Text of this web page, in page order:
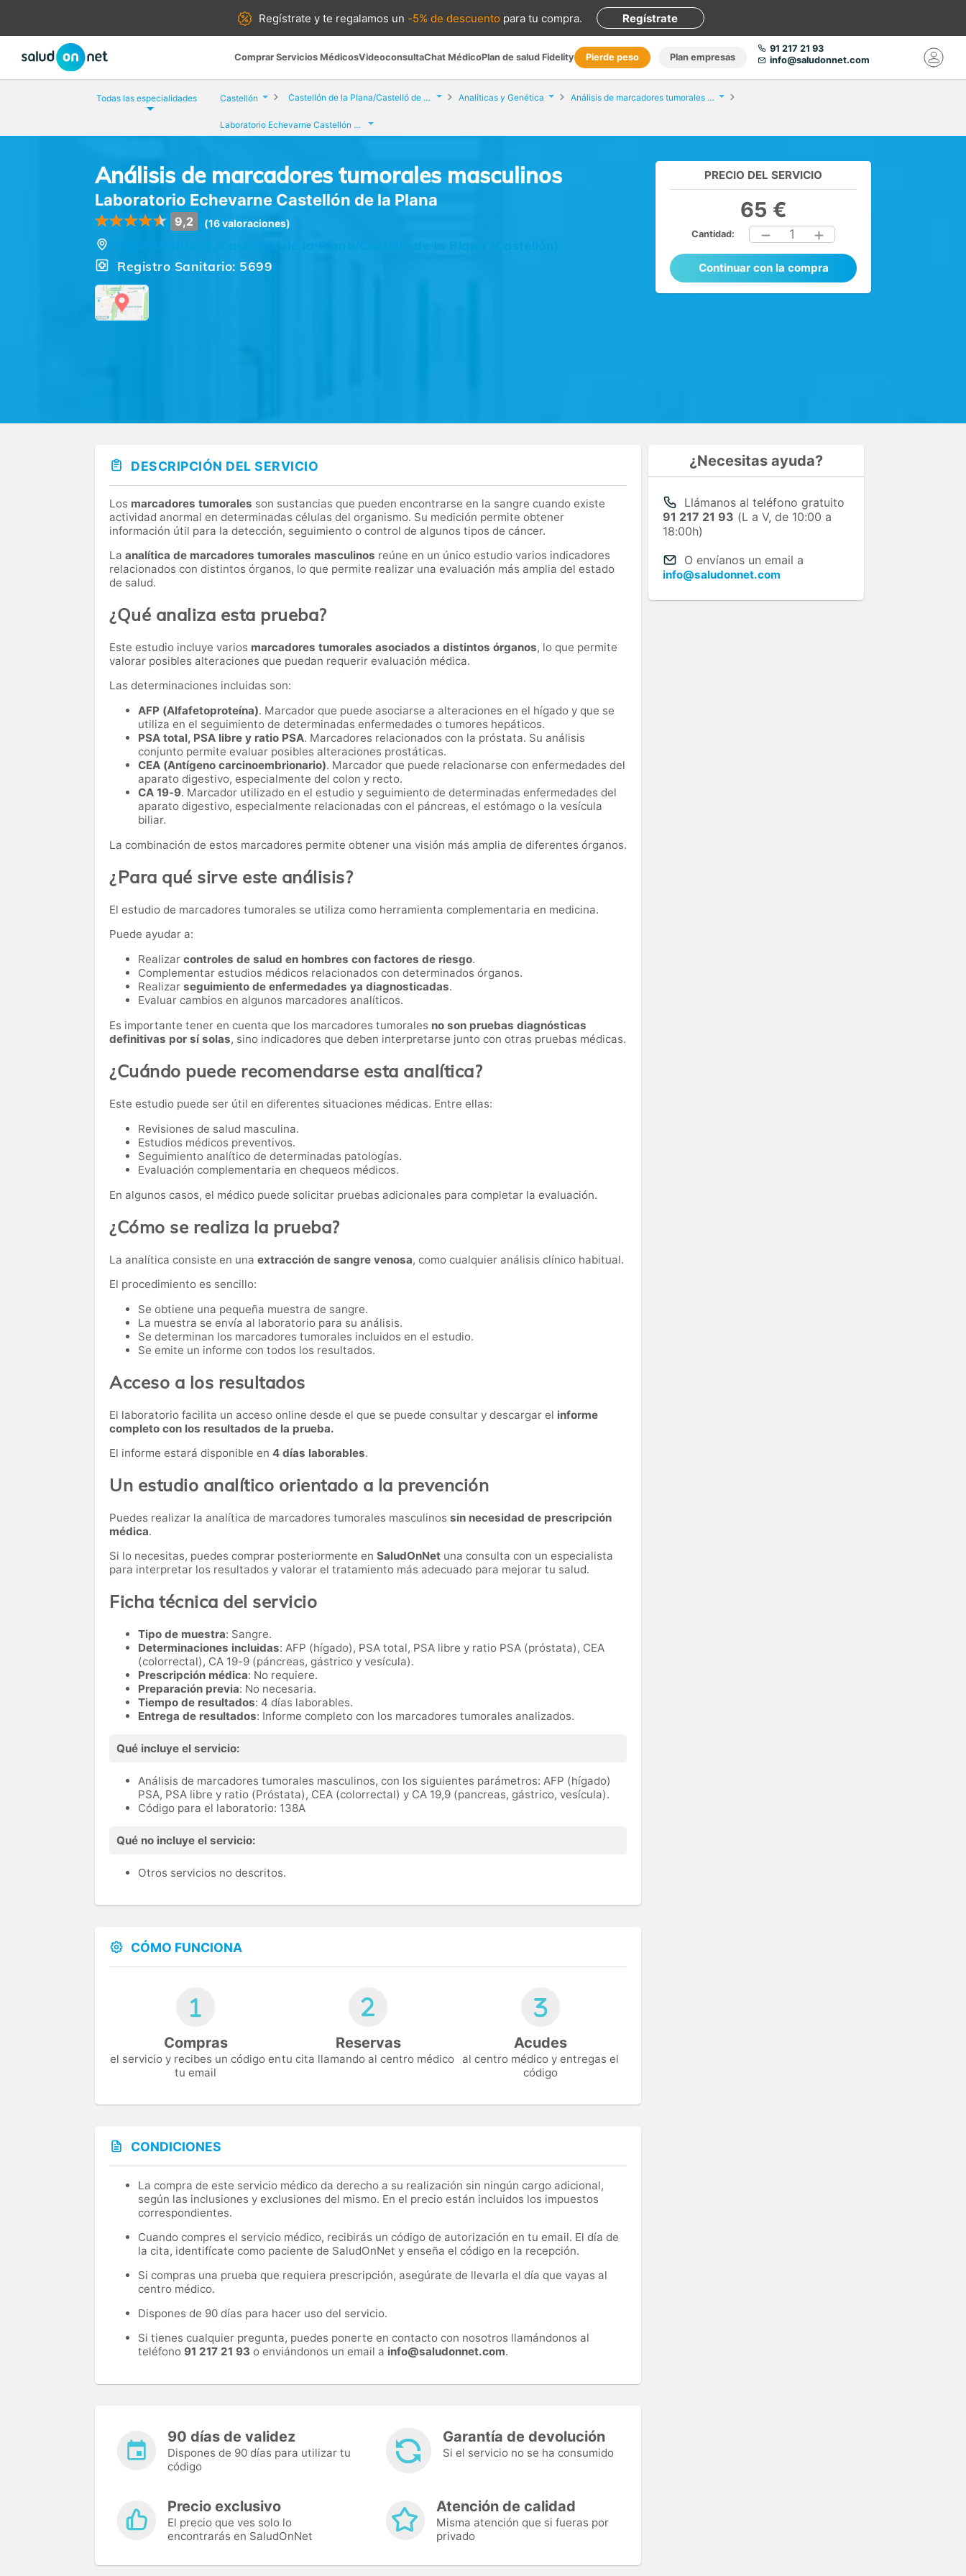
Regístrate yte regalamos un -5% de descuento para tu compra. Regístrate
Comprar Servicios MédicosVideoconsultaChat MédicoPlan de salud Fidelity Pierde peso Plan empresas
91 217 21 93
info@saludonnet.com
Todas las especialidades Castellón Castellón de la Plana/Castelló de la Plana Analíticas y Genética Análisis de marcadores tumorales masculinos
Laboratorio Echevarne Castellón de la Plana
Análisis de marcadores tumorales masculinos
Laboratorio Echevarne Castellón de la Plana
9,2 (16 valoraciones)
Calle Madrid, 4, Castellón de la Plana/Castelló de la Plana (Castellón)
Registro Sanitario: 5699
PRECIO DEL SERVICIO
65 €
Cantidad: 1
Continuar con la compra
DESCRIPCIÓN DEL SERVICIO
Los marcadores tumorales son sustancias que pueden encontrarse en la sangre cuando existe
actividad anormal en determinadas células del organismo. Su medición permite obtener
información útil para la detección, seguimiento o control de algunos tipos de cáncer.
La analítica de marcadores tumorales masculinos reúne en un único estudio varios indicadores
relacionados con distintos órganos, lo que permite realizar una evaluación más amplia del estado
de salud.
¿Qué analiza esta prueba?
Este estudio incluye varios marcadores tumorales asociados a distintos órganos, lo que permite
valorar posibles alteraciones que puedan requerir evaluación médica.
Las determinaciones incluidas son:
AFP (Alfafetoproteína). Marcador que puede asociarse a alteraciones en el hígado y que se
utiliza en el seguimiento de determinadas enfermedades o tumores hepáticos.
PSA total, PSA libre y ratio PSA. Marcadores relacionados con la próstata. Su análisis
conjunto permite evaluar posibles alteraciones prostáticas.
CEA (Antígeno carcinoembrionario). Marcador que puede relacionarse con enfermedades del
aparato digestivo, especialmente del colon y recto.
CA 19-9. Marcador utilizado en el estudio y seguimiento de determinadas enfermedades del
aparato digestivo, especialmente relacionadas con el páncreas, el estómago o la vesícula
biliar.
La combinación de estos marcadores permite obtener una visión más amplia de diferentes órganos.
¿Para qué sirve este análisis?
El estudio de marcadores tumorales se utiliza como herramienta complementaria en medicina.
Puede ayudar a:
Realizar controles de salud en hombres con factores de riesgo.
Complementar estudios médicos relacionados con determinados órganos.
Realizar seguimiento de enfermedades ya diagnosticadas.
Evaluar cambios en algunos marcadores analíticos.
Es importante tener en cuenta que los marcadores tumorales no son pruebas diagnósticas
definitivas por sí solas, sino indicadores que deben interpretarse junto con otras pruebas médicas.
¿Cuándo puede recomendarse esta analítica?
Este estudio puede ser útil en diferentes situaciones médicas. Entre ellas:
Revisiones de salud masculina.
Estudios médicos preventivos.
Seguimiento analítico de determinadas patologías.
Evaluación complementaria en chequeos médicos.
En algunos casos, el médico puede solicitar pruebas adicionales para completar la evaluación.
¿Cómo se realiza la prueba?
La analítica consiste en una extracción de sangre venosa, como cualquier análisis clínico habitual.
El procedimiento es sencillo:
Se obtiene una pequeña muestra de sangre.
La muestra se envía al laboratorio para su análisis.
Se determinan los marcadores tumorales incluidos en el estudio.
Se emite un informe con todos los resultados.
Acceso a los resultados
El laboratorio facilita un acceso online desde el que se puede consultar y descargar el informe
completo con los resultados de la prueba.
El informe estará disponible en 4 días laborables.
Un estudio analítico orientado a la prevención
Puedes realizar la analítica de marcadores tumorales masculinos sin necesidad de prescripción
médica.
Si lo necesitas, puedes comprar posteriormente en SaludOnNet una consulta con un especialista
para interpretar los resultados y valorar el tratamiento más adecuado para mejorar tu salud.
Ficha técnica del servicio
Tipo de muestra: Sangre.
Determinaciones incluidas: AFP (hígado), PSA total, PSA libre y ratio PSA (próstata), CEA
(colorrectal), CA 19-9 (páncreas, gástrico y vesícula).
Prescripción médica: No requiere.
Preparación previa: No necesaria.
Tiempo de resultados: 4 días laborables.
Entrega de resultados: Informe completo con los marcadores tumorales analizados.
Qué incluye el servicio:
Análisis de marcadores tumorales masculinos, con los siguientes parámetros: AFP (hígado)
PSA, PSA libre y ratio (Próstata), CEA (colorrectal) y CA 19,9 (pancreas, gástrico, vesícula).
Código para el laboratorio: 138A
Qué no incluye el servicio:
Otros servicios no descritos.
CÓMO FUNCIONA
Compras
el servicio y recibes un código en
tu email
Reservas
tu cita llamando al centro médico
Acudes
al centro médico y entregas el
código
CONDICIONES
La compra de este servicio médico da derecho a su realización sin ningún cargo adicional,
según las inclusiones y exclusiones del mismo. En el precio están incluidos los impuestos
correspondientes.
Cuando compres el servicio médico, recibirás un código de autorización en tu email. El día de
la cita, identifícate como paciente de SaludOnNet y enseña el código en la recepción.
Si compras una prueba que requiera prescripción, asegúrate de llevarla el día que vayas al
centro médico.
Dispones de 90 días para hacer uso del servicio.
Si tienes cualquier pregunta, puedes ponerte en contacto con nosotros llamándonos al
teléfono 91 217 21 93 o enviándonos un email a info@saludonnet.com.
90 días de validez
Dispones de 90 días para utilizar tu
código
Garantía de devolución
Si el servicio no se ha consumido
Precio exclusivo
El precio que ves solo lo
encontrarás en SaludOnNet
Atención de calidad
Misma atención que si fueras por
privado
¿Necesitas ayuda?
Llámanos al teléfono gratuito
91 217 21 93 (L a V, de 10:00 a
18:00h)
O envíanos un email a
info@saludonnet.com